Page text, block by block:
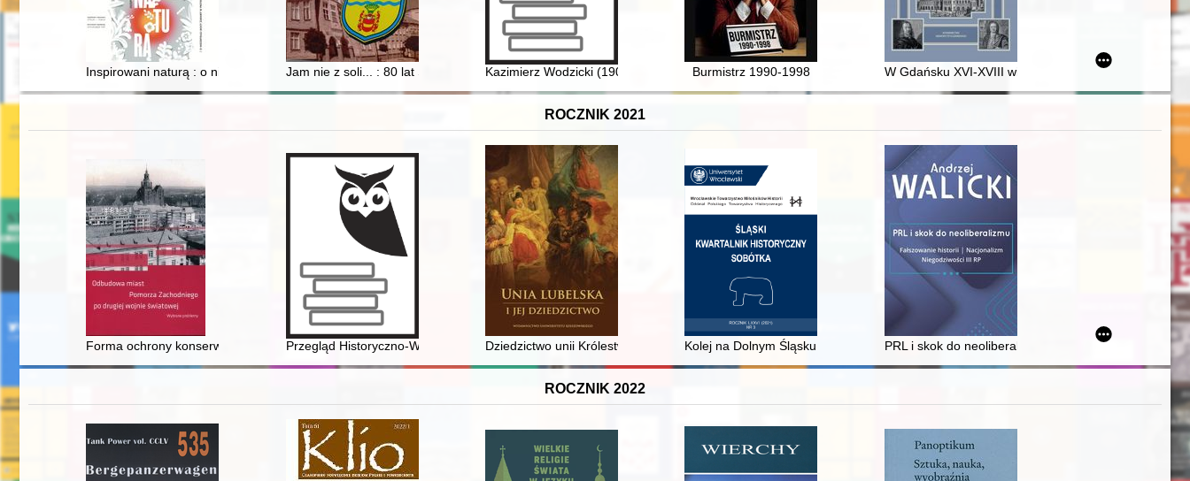
Inspirowani naturą : o niezwykłej mocy zabawy w przyrodzie : katalog wystawy
Jam nie z soli... : 80 lat Szkoły Podstawowej im. Stefana Czarnieckiego w Reczu
Kazimierz Wodzicki (1900-1987) : szkic biograficzny w 125-lecie urodzin
Burmistrz 1990-1998 W Gdańsku XVI-XVIII wieku : szkice
ROCZNIK 2021
Forma ochrony konserwatorskiej miast : rejestr zabytków województwa zachodniopomorskiego
Przegląd Historyczno-Wojskowy. R. 22, nr 2 (2021)Dziedzictwo unii Królestwa Polskiego i Wielkiego Księstwa Litewskiego : narody etniczne i narody obywatelskie
Kolej na Dolnym Śląsku w latach 1945-1949 - recenzja]
PRL i skok do neoliberalizmu. 3,
ROCZNIK 2022